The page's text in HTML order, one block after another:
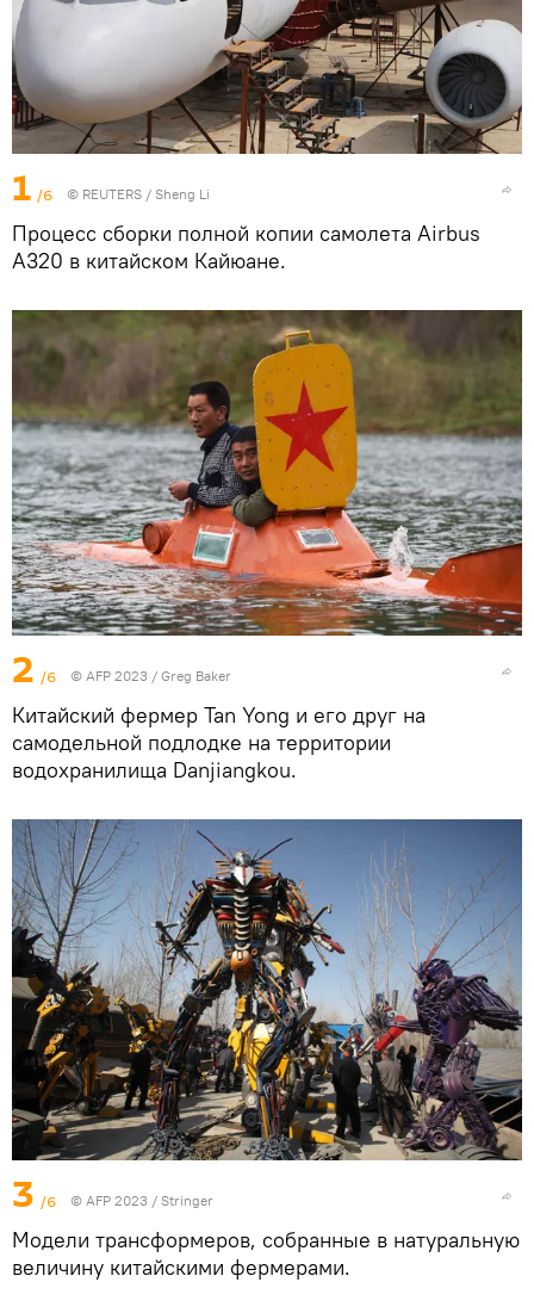
1 /6 © REUTERS / Sheng Li
Процесс сборки полной копии самолета Airbus
A320 в китайском Кайюане.
2 /6 © AFP 2023 / Greg Baker
Китайский фермер Tan Yong и его друг на
самодельной подлодке на территории
водохранилища Danjiangkou.
3 /6 © AFP 2023 / Stringer
Модели трансформеров, собранные в натуральную
величину китайскими фермерами.